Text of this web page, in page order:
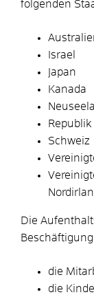
folgenden
Israel
Japan
Kanada
Republik
Schweiz
Die
die
die